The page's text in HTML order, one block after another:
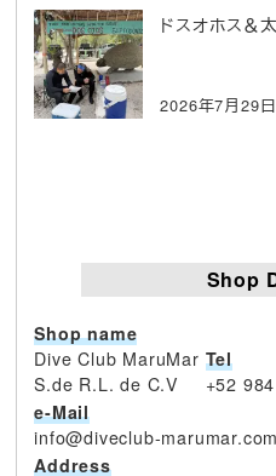
ドスオホス＆
2026年7月29日
Shop
Shop name
Dive Club MaruMar
S.de R.L. de C.V
Tel
+52
e-Mail
info@diveclub-marumar.com
Address